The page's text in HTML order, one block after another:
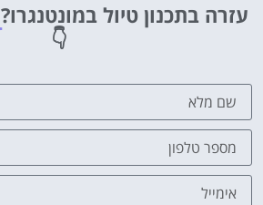
רכב
פה!
עזרה בתכנון טיול במונטנגרו?
👇